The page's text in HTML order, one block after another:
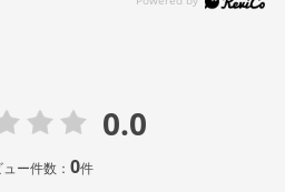
0.0
ュー件数：0件